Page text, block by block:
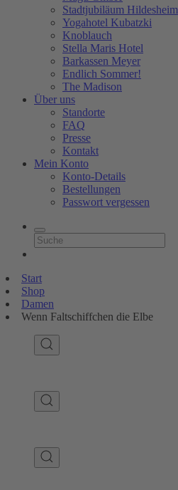
Stadtjubiläum Hildesheim
Yogahotel Kubatzki
Knoblauch
Stella Maris Hotel
Barkassen Meyer
Endlich Sommer!
The Madison
Über uns
Standorte
FAQ
Presse
Kontakt
Mein Konto
Konto-Details
Bestellungen
Passwort vergessen
Start
Shop
Damen
Wenn Faltschiffchen die Elbe